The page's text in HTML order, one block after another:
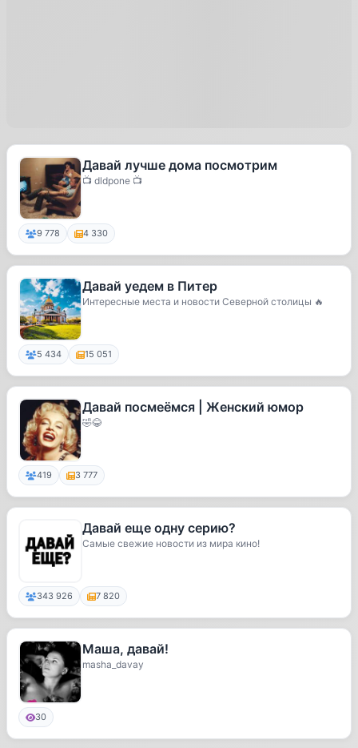
Давай лучше дома посмотрим
📺 dldpone 📺
9 778 4 330
Давай уедем в Питер
Интересные места и новости Северной столицы 🔥
5 434 15 051
Давай посмеёмся | Женский юмор
🤣😂
419 3 777
Давай еще одну серию?
Самые свежие новости из мира кино!
343 926 7 820
Маша, давай!
masha_davay
30